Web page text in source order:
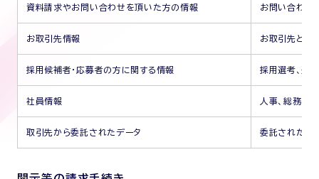
資料請求やお問い合わせを頂いた方の情報 お問い合わせ
お取引先情報 お取引先との
採用候補者・応募者の方に関する情報 採用選考、連絡
社員情報 人事、総務な
取引先から委託されたデータ 委託された業